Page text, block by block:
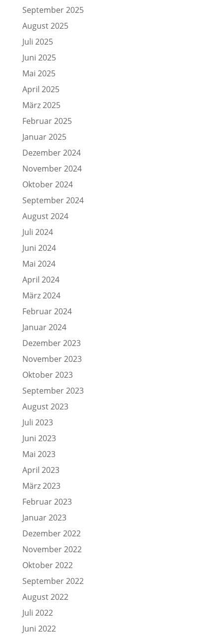
September 2025
August 2025
Juli 2025
Juni 2025
Mai 2025
April 2025
März 2025
Februar 2025
Januar 2025
Dezember 2024
November 2024
Oktober 2024
September 2024
August 2024
Juli 2024
Juni 2024
Mai 2024
April 2024
März 2024
Februar 2024
Januar 2024
Dezember 2023
November 2023
Oktober 2023
September 2023
August 2023
Juli 2023
Juni 2023
Mai 2023
April 2023
März 2023
Februar 2023
Januar 2023
Dezember 2022
November 2022
Oktober 2022
September 2022
August 2022
Juli 2022
Juni 2022